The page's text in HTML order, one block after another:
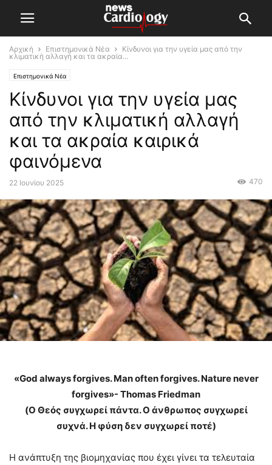
Αρχική Επιστημονικά Νέα
Κίνδυνοι για την υγεία μας από την
κλιματική αλλαγή και τα ακραία...
Επιστημονικά Νέα
Κίνδυνοι για την υγεία μας
από την κλιματική αλλαγή
και τα ακραία καιρικά
φαινόμενα
22 Ιουνίου 2025 470
«God always forgives. Man often forgives. Nature never
forgives»- Thomas Friedman
(Ο Θεός συγχωρεί πάντα. Ο άνθρωπος συγχωρεί
συχνά. Η φύση δεν συγχωρεί ποτέ)
Η ανάπτυξη της βιομηχανίας που έχει γίνει τα τελευταία